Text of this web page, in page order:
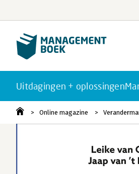
Uitdagingen + oplossingen
Online magazine